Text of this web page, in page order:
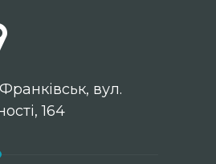
вул.
164